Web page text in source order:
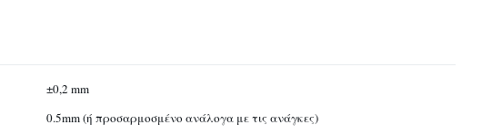
±0,2 mm
0.5mm (ή προσαρμοσμένο ανάλογα με τις ανάγκες)